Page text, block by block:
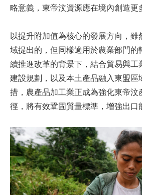
略意義，東帝汶資源應在境內創造更
以提升附加值為核心的發展方向，
域提出的，但同樣適用於農業部門
續推進改革的背景下，結合貿易與工
建設規劃，以及本土產品融入東盟區
措，農產品加工業正成為強化東帝汶
徑，將有效鞏固質量標準，增強出口